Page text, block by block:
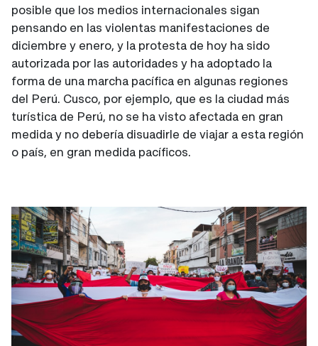
posible que los medios internacionales sigan
pensando en las violentas manifestaciones de
diciembre y enero, y la protesta de hoy ha sido
autorizada por las autoridades y ha adoptado la
forma de una marcha pacífica en algunas regiones
del Perú. Cusco, por ejemplo, que es la ciudad más
turística de Perú, no se ha visto afectada en gran
medida y no debería disuadirle de viajar a esta región
o país, en gran medida pacíficos.